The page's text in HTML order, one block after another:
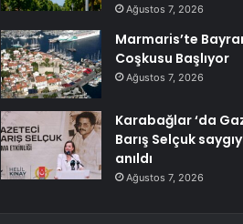
Ağustos 7, 2026
Marmaris’te
Coşkusu Başlıyor
Ağustos 7, 2026
Karabağlar ‘da
Barış Selçuk
anıldı
Ağustos 7, 2026